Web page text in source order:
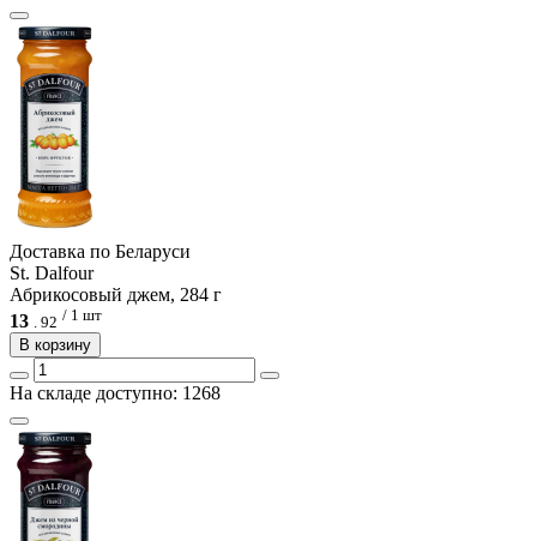
Доcтавка по Беларуси
St. Dalfour
Абрикосовый джем, 284 г
13 . 92 / 1 шт
В корзину
На складе доступно: 1268